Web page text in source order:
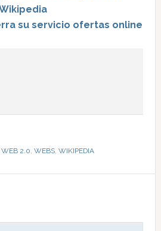
su servicio ofertas online
WEB 2.0, WEBS, WIKIPEDIA